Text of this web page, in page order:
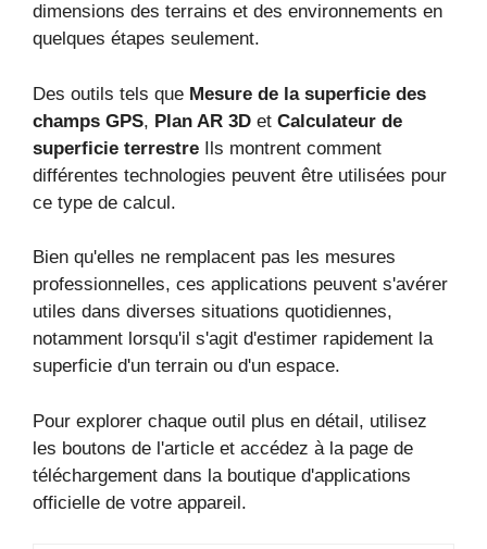
dimensions des terrains et des environnements en
quelques étapes seulement.
Des outils tels que Mesure de la superficie des
champs GPS, Plan AR 3D et Calculateur de
superficie terrestre Ils montrent comment
différentes technologies peuvent être utilisées pour
ce type de calcul.
Bien qu'elles ne remplacent pas les mesures
professionnelles, ces applications peuvent s'avérer
utiles dans diverses situations quotidiennes,
notamment lorsqu'il s'agit d'estimer rapidement la
superficie d'un terrain ou d'un espace.
Pour explorer chaque outil plus en détail, utilisez
les boutons de l'article et accédez à la page de
téléchargement dans la boutique d'applications
officielle de votre appareil.